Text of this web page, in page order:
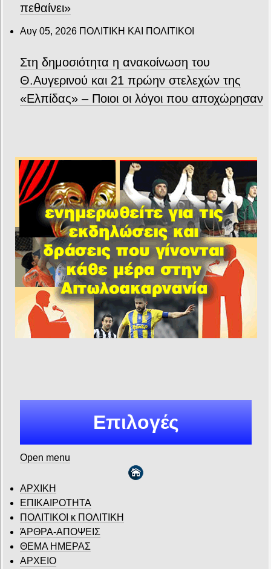
πεθαίνει»
Αυγ 05, 2026 ΠΟΛΙΤΙΚΗ ΚΑΙ ΠΟΛΙΤΙΚΟΙ
Στη δημοσιότητα η ανακοίνωση του
Θ.Αυγερινού και 21 πρώην στελεχών της
«Ελπίδας» – Ποιοι οι λόγοι που αποχώρησαν
Επιλογές
Open menu
ΑΡΧΙΚΗ
ΕΠΙΚΑΙΡΟΤΗΤΑ
ΠΟΛΙΤΙΚΟΙ κ ΠΟΛΙΤΙΚΗ
ΆΡΘΡΑ-ΑΠΟΨΕΙΣ
ΘΕΜΑ ΗΜΕΡΑΣ
ΑΡΧΕΙΟ